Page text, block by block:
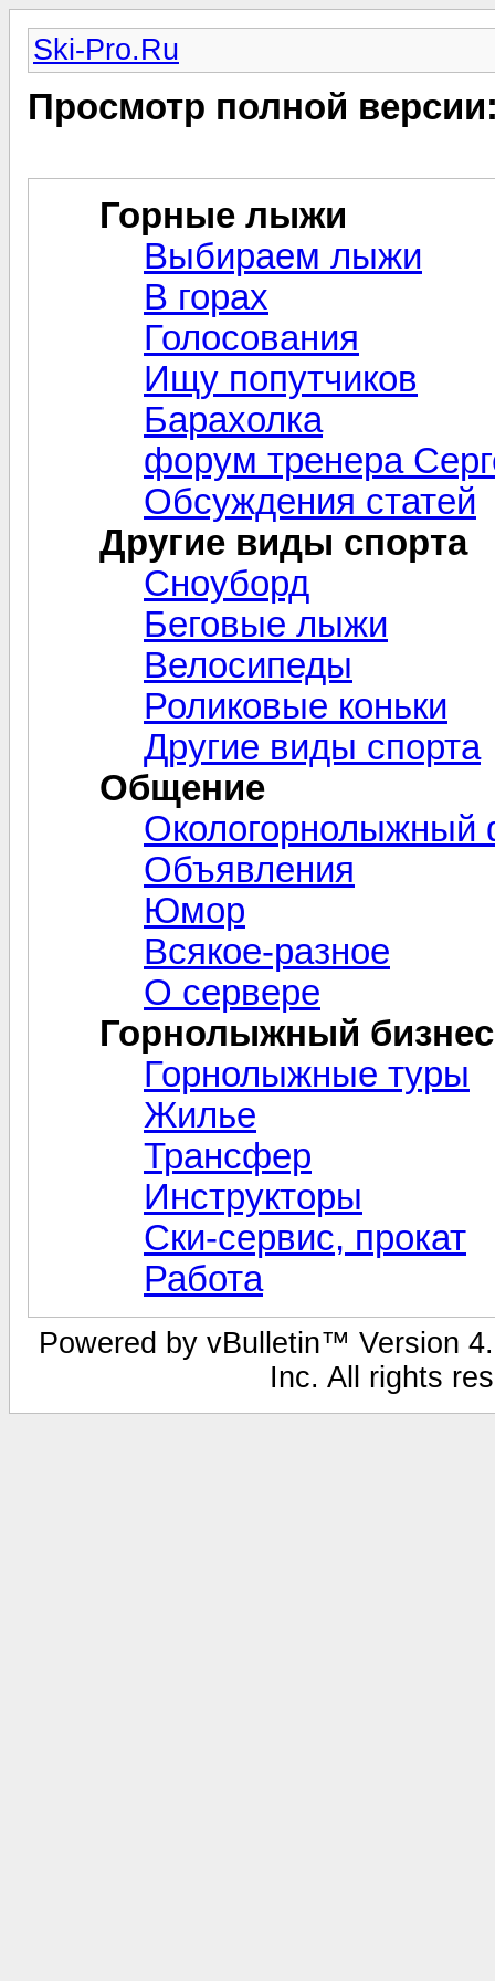
Ski-Pro.Ru
Просмотр полной
Горные лыжи
Выбираем лыжи
В горах
Голосования
Ищу попутчиков
Барахолка
форум тренера
Обсуждения статей
Другие виды спорта
Сноуборд
Беговые лыжи
Велосипеды
Роликовые коньки
Другие виды спорта
Общение
Окологорнолыжный
Объявления
Юмор
Всякое-разное
О сервере
Горнолыжный бизнес
Горнолыжные туры
Жилье
Трансфер
Инструкторы
Ски-сервис, прокат
Работа
Powered by vBulletin™ Version
Inc. All rights